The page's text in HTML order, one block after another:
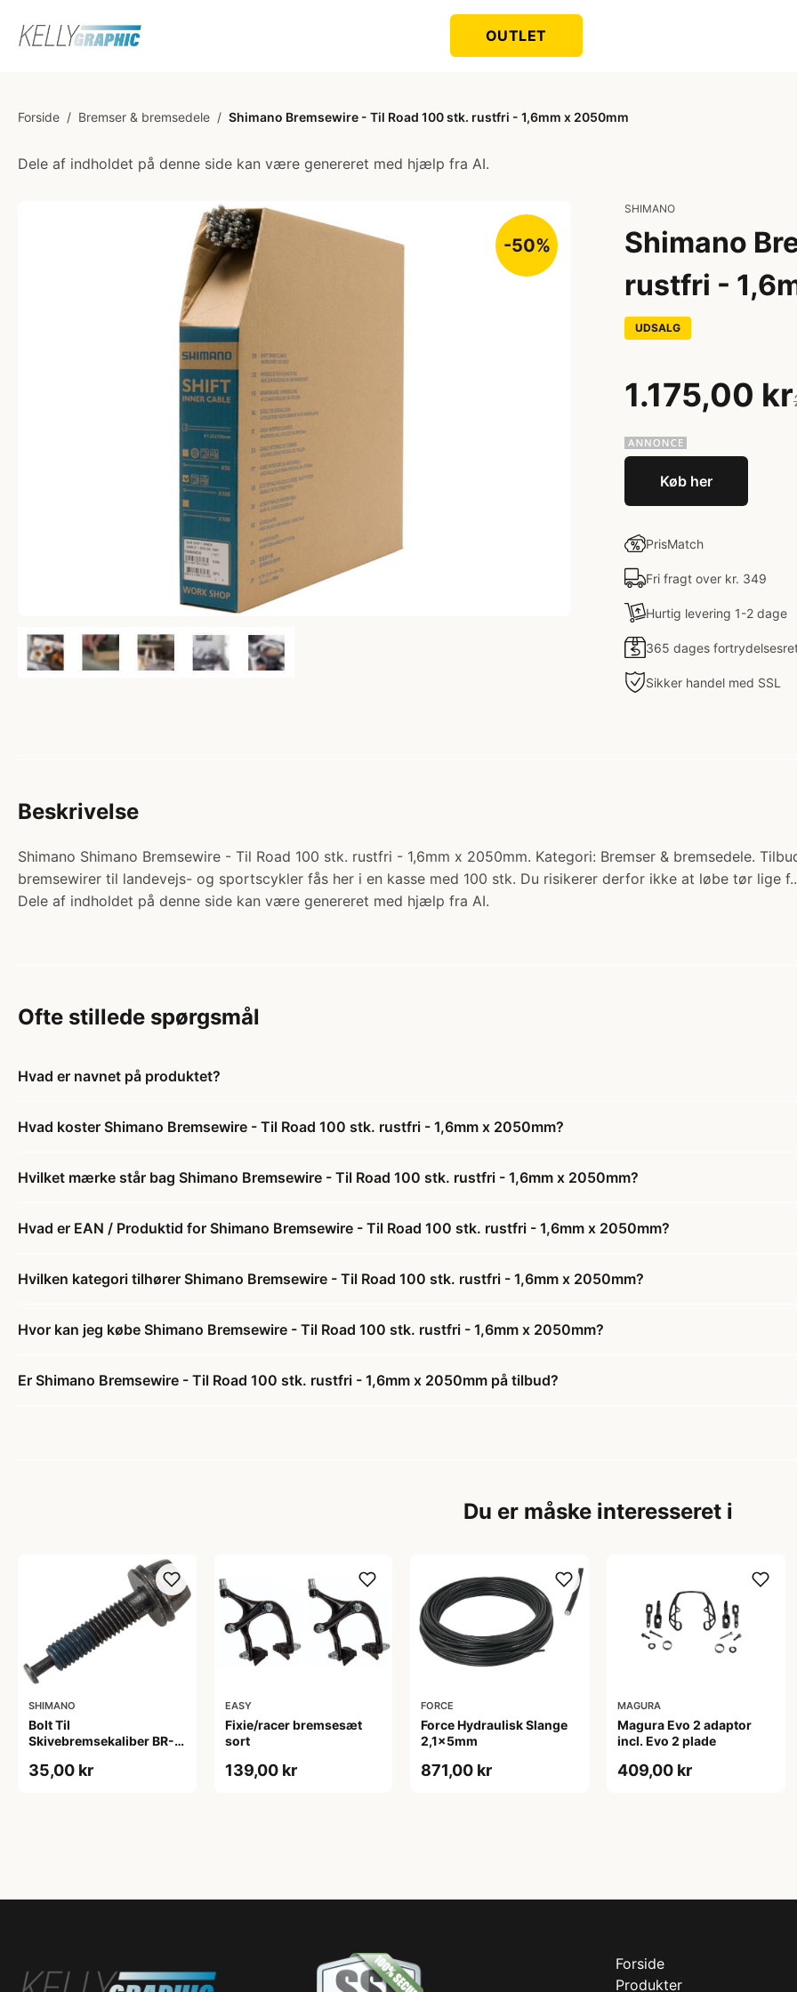
OUTLET
Forside / Bremser & bremsedele / Shimano Bremsewire - Til Road 100 stk. rustfri - 1,6mm x 2050mm
Dele af indholdet på denne side kan være genereret med hjælp fra AI.
-50%
SHIMANO
Shimano
rustfri -
UDSALG
1.175,00 kr
Køb her
PrisMatch
Fri fragt over kr. 349
Hurtig levering 1-2 dage
365 dages
Sikker handel med SSL
Beskrivelse
Shimano Shimano Bremsewire - Til Road 100 stk. rustfri - 1,6mm x 2050mm. Kategori: Bremser & bremsedele.
bremsewirer til landevejs- og sportscykler fås her i en kasse med 100 stk. Du risikerer derfor ikke at løbe tør lige
Dele af indholdet på denne side kan være genereret med hjælp fra AI.
Ofte stillede spørgsmål
Hvad er navnet på produktet?
Hvad koster Shimano Bremsewire - Til Road 100 stk. rustfri - 1,6mm x 2050mm?
Hvilket mærke står bag Shimano Bremsewire - Til Road 100 stk. rustfri - 1,6mm x 2050mm?
Hvad er EAN / Produktid for Shimano Bremsewire - Til Road 100 stk. rustfri - 1,6mm x 2050mm?
Hvilken kategori tilhører Shimano Bremsewire - Til Road 100 stk. rustfri - 1,6mm x 2050mm?
Hvor kan jeg købe Shimano Bremsewire - Til Road 100 stk. rustfri - 1,6mm x 2050mm?
Er Shimano Bremsewire - Til Road 100 stk. rustfri - 1,6mm x 2050mm på tilbud?
Du er måske interesseret i
SHIMANO
Bolt Til
Skivebremsekaliber BR-
35,00 kr
EASY
Fixie/racer bremsesæt
sort
139,00 kr
FORCE
Force Hydraulisk Slange
2,1x5mm
871,00 kr
MAGURA
Magura Evo 2 adaptor
incl. Evo 2 plade
409,00 kr
Forside
Produkter